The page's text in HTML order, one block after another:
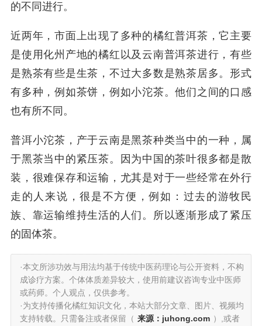
的不同进行。
近两年，市面上出现了多种的橘红普洱茶，它主要
是使用化州产地的橘红以及云南普洱茶进行，有些
是熟茶有些是生茶，不过大多数是熟茶居多。形式
有多种，例如茶饼，例如小沱茶。他们之间的口感
也有所不同。
普洱小沱茶，产于云南是黑茶种类当中的一种，属
于黑茶当中的紧压茶。因为中国的茶叶很多都是散
装，很难保存和运输，尤其是对于一些经常在外行
走的人来说，很是不方便，例如：过去的游牧民
族、靠运输维持生活的人们。所以逐渐形成了紧压
的固体茶。
·本文所涉功效与用法均基于传统中医药理论与公开资料，不构
成诊疗方案。个体体质差异较大，使用前建议咨询专业中医师
或药师。个人观点，仅供参考。
·为支持传播化橘红知识文化，本站大部分文章、图片、视频均
支持转载。只需备注或者保留（ 来源：juhong.com ）,或者